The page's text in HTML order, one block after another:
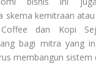
skema kemitraan
dan Kopi
bagi mitra yang
membangun sistem